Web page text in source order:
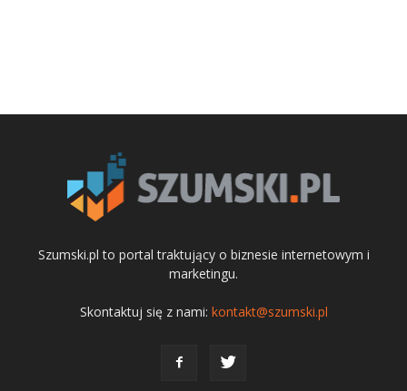
Szumski.pl to portal traktujący o biznesie internetowym i
marketingu.
Skontaktuj się z nami: kontakt@szumski.pl